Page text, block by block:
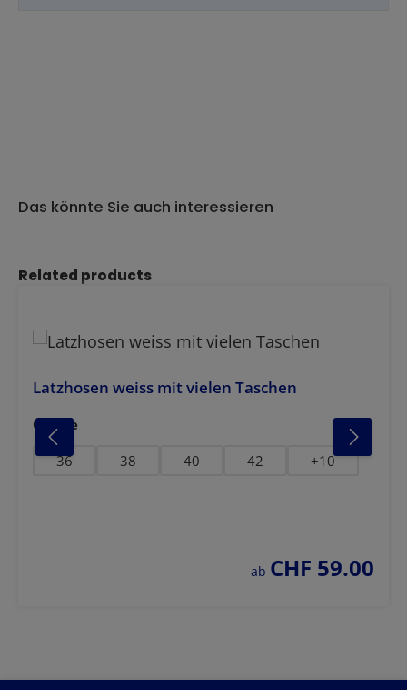
Das könnte Sie auch interessieren
Produktgalerie überspringen
Related products
Latzhosen weiss mit vielen Taschen
Grösse
36 38 40 42 +10
regulärer preis:
ab CHF 59.00
dunkelblaumittelblau